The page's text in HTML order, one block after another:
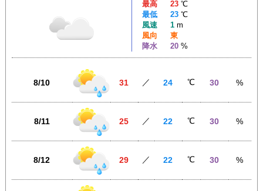
最高 23℃
最低
23℃
風速
1m
風向
東
降水
20%
8/10 31 ／ 24 ℃ 30 %
8/11 25 ／ 22 ℃ 30 %
8/12 29 ／ 22 ℃ 30 %